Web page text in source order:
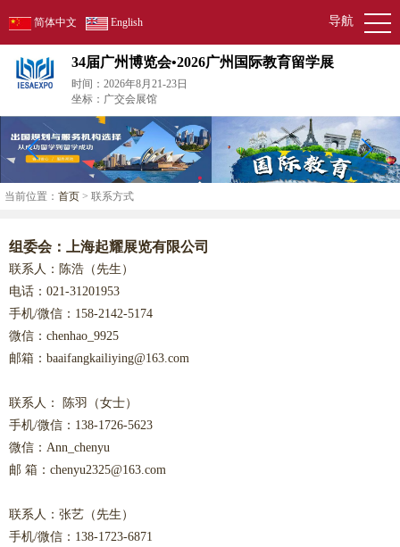
简体中文 English 导航
34届广州博览会•2026广州国际教育留学展
时间：2026年8月21-23日
坐标：广交会展馆
当前位置： 首页 > 联系方式
组委会：上海起耀展览有限公司
联系人：陈浩（先生）
电话：021-31201953
手机/微信：158-2142-5174
微信： chenhao_9925
邮箱：baaifangkailiying@163.com
联系人： 陈羽（女士）
手机/微信：138-1726-5623
微信：Ann_chenyu
邮 箱：chenyu2325@163.com
联系人：张艺（先生）
手机/微信：138-1723-6871